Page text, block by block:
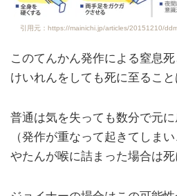
引用元：https://mainichi.jp/articles/20151210/
このてんかん発作による窒息
けいれんをしても死に至ること
普通は気を失っても数分で元
（発作が重なって起きてしま
やたんが喉に詰まった場合は死